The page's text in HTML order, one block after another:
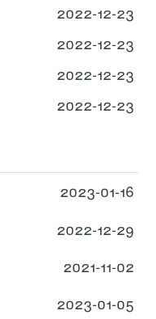
2022-12-23
2022-12-23
2022-12-23
2022-12-23
2023-01-16
2022-12-29
2021-11-02
2023-01-05